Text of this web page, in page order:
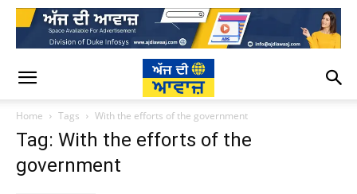
Home Tags With the efforts of the government
Tag: With the efforts of the
government